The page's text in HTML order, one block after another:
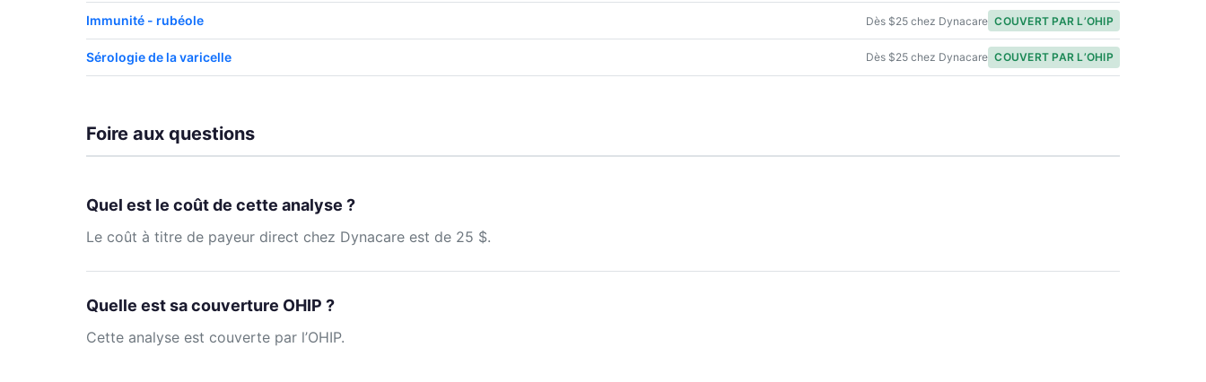
Immunité - rubéole Dès $25 chez Dynacare COUVERT PAR L’OHIP
Sérologie de la varicelle Dès $25 chez Dynacare COUVERT PAR L’OHIP
Foire aux questions
Quel est le coût de cette analyse ?
Le coût à titre de payeur direct chez Dynacare est de 25 $.
Quelle est sa couverture OHIP ?
Cette analyse est couverte par l’OHIP.